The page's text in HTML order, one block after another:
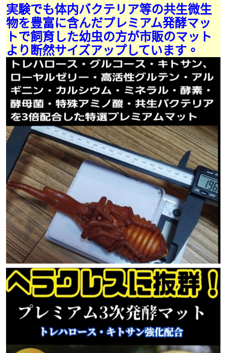
実験でも体内バクテリア等の共生微生
物を豊富に含んだプレミアム発酵マッ
トで飼育した幼虫の方が市販のマット
より断然サイズアップしています。